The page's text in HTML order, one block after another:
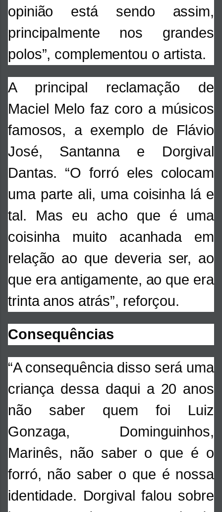
opinião está sendo assim,
principalmente nos grandes
polos”, complementou o artista.
A principal reclamação de
Maciel Melo faz coro a músicos
famosos, a exemplo de Flávio
José, Santanna e Dorgival
Dantas. “O forró eles colocam
uma parte ali, uma coisinha lá e
tal. Mas eu acho que é uma
coisinha muito acanhada em
relação ao que deveria ser, ao
que era antigamente, ao que era
trinta anos atrás”, reforçou.
Consequências
“A consequência disso será uma
criança dessa daqui a 20 anos
não saber quem foi Luiz
Gonzaga, Dominguinhos,
Marinês, não saber o que é o
forró, não saber o que é nossa
identidade. Dorgival falou sobre